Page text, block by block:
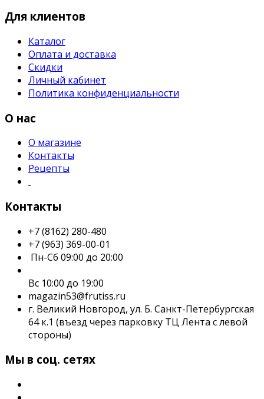
Для клиентов
Каталог
Оплата и доставка
Скидки
Личный кабинет
Политика конфиденциальности
О нас
О магазине
Контакты
Рецепты
Контакты
+7 (8162) 280-480
+7 (963) 369-00-01
Пн-Сб 09:00 до 20:00
Вс 10:00 до 19:00
magazin53@frutiss.ru
г. Великий Новгород, ул. Б. Санкт-Петербургская
64 к.1 (въезд через парковку ТЦ Лента с левой
стороны)
Мы в соц. сетях